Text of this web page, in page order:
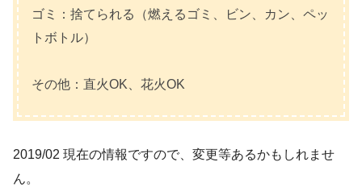
ゴミ：捨てられる（燃えるゴミ、ビン、カン、ペッ
トボトル）
その他：直火OK、 花火OK
2019/02 現在の情報ですので、変更等あるかもしれませ
ん。